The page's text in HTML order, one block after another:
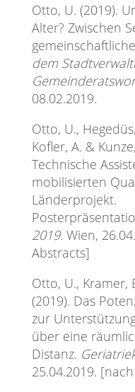
Otto, U. (2019).
Alter? Zwischen
dem
08.02.2019.
Otto, U.,
Kofler, A. &
Technische
mobilisierten
Länderprojekt.
2019. Wien,
Abstracts]
Otto, U., Kramer,
(2019). Das
zur
über eine
Distanz.
25.04.2019.